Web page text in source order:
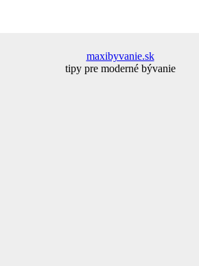
maxibyvanie.sk
tipy pre moderné bývanie